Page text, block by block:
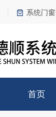
系统门
首页